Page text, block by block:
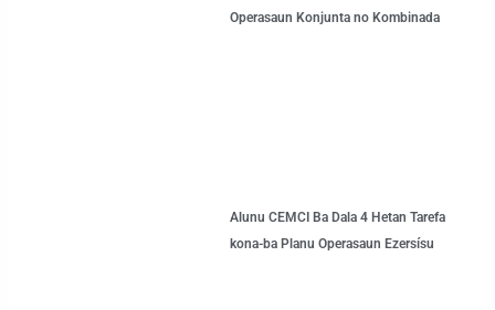
Operasaun Konjunta no Kombinada
Alunu CEMCI Ba Dala 4 Hetan Tarefa
kona-ba Planu Operasaun Ezersísu